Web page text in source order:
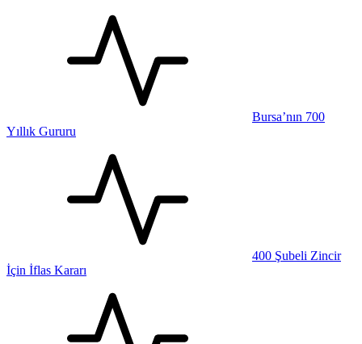
Bursa’nın 700
Yıllık Gururu
400 Şubeli Zincir
İçin İflas Kararı